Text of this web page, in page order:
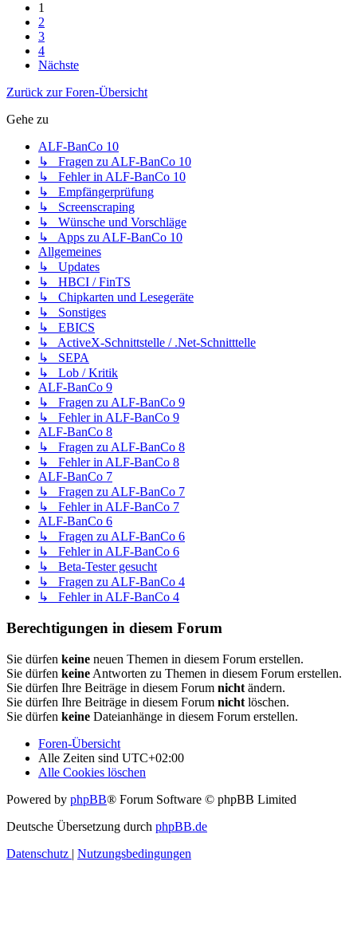
1
2
3
4
Nächste
Zurück zur Foren-Übersicht
Gehe zu
ALF-BanCo 10
↳ Fragen zu ALF-BanCo 10
↳ Fehler in ALF-BanCo 10
↳ Empfängerprüfung
↳ Screenscraping
↳ Wünsche und Vorschläge
↳ Apps zu ALF-BanCo 10
Allgemeines
↳ Updates
↳ HBCI / FinTS
↳ Chipkarten und Lesegeräte
↳ Sonstiges
↳ EBICS
↳ ActiveX-Schnittstelle / .Net-Schnitttelle
↳ SEPA
↳ Lob / Kritik
ALF-BanCo 9
↳ Fragen zu ALF-BanCo 9
↳ Fehler in ALF-BanCo 9
ALF-BanCo 8
↳ Fragen zu ALF-BanCo 8
↳ Fehler in ALF-BanCo 8
ALF-BanCo 7
↳ Fragen zu ALF-BanCo 7
↳ Fehler in ALF-BanCo 7
ALF-BanCo 6
↳ Fragen zu ALF-BanCo 6
↳ Fehler in ALF-BanCo 6
↳ Beta-Tester gesucht
↳ Fragen zu ALF-BanCo 4
↳ Fehler in ALF-BanCo 4
Berechtigungen in diesem Forum
Sie dürfen keine neuen Themen in diesem Forum erstellen.
Sie dürfen keine Antworten zu Themen in diesem Forum erstellen.
Sie dürfen Ihre Beiträge in diesem Forum nicht ändern.
Sie dürfen Ihre Beiträge in diesem Forum nicht löschen.
Sie dürfen keine Dateianhänge in diesem Forum erstellen.
Foren-Übersicht
Alle Zeiten sind UTC+02:00
Alle Cookies löschen
Powered by phpBB® Forum Software © phpBB Limited
Deutsche Übersetzung durch phpBB.de
Datenschutz | Nutzungsbedingungen